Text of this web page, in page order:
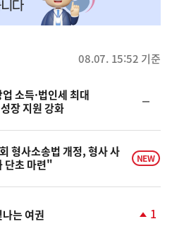
08.07. 15:52 기준
소득·법인세 최대
장 지원 강화
일
형사소송법 개정, 형사 사
단초 마련"
NEW
는 여권 1